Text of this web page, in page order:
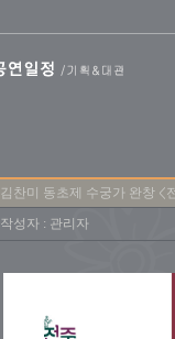
김찬미 동초제 수궁가 완창 <
작성자 : 관리자